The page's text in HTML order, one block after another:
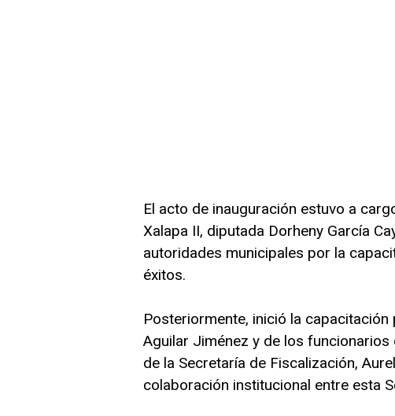
El acto de inauguración estuvo a
Xalapa II, diputada Dorheny García
autoridades municipales por la
éxitos.
Posteriormente, inició la
Aguilar Jiménez y de los
de la Secretaría de Fiscalización,
colaboración institucional entre esta